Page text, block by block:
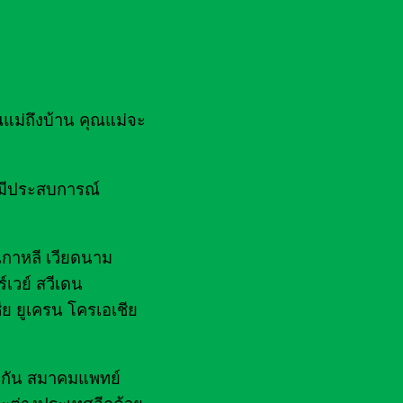
แม่ถึงบ้าน คุณแม่จะ
ประสบการณ์
าหลี เวียดนาม
วย์ สวีเดน
ยูเครน โครเอเชีย
น สมาคมแพทย์